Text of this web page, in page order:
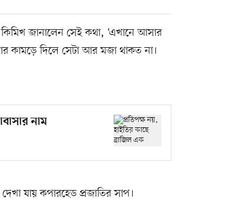
কিমিখ জানালেন সেই কথা, ‘এখানে আসার
কামড়ে দিলে সেটা আর মজা থাকত না।
নাম
যায় কপারহেড প্রজাতির সাপ।